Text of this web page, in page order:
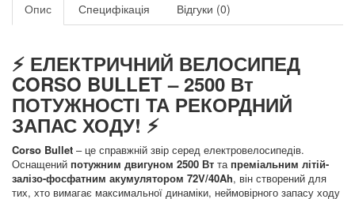
Опис Специфікація Відгуки (0)
⚡ ЕЛЕКТРИЧНИЙ ВЕЛОСИПЕД
CORSO BULLET – 2500 Вт
ПОТУЖНОСТІ ТА РЕКОРДНИЙ
ЗАПАС ХОДУ! ⚡
Corso Bullet – це справжній звір серед електровелосипедів.
Оснащений потужним двигуном 2500 Вт та преміальним літій-
залізо-фосфатним акумулятором 72V/40Ah, він створений для
тих, хто вимагає максимальної динаміки, неймовірного запасу ходу